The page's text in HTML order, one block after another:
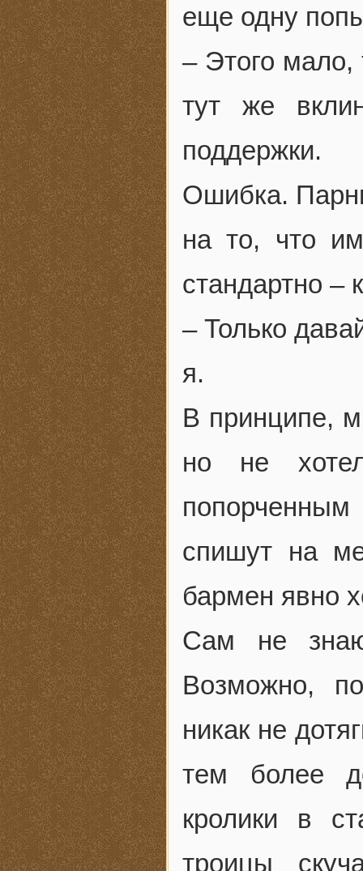
еще одну
– Этого
тут же
поддержки.
Ошибка.
на то, что им
стандартно –
– Только
я.
В принципе,
но не
спишут на
бармен явно
Сам не
Возможно,
никак не
тем более
кролики в
троицы